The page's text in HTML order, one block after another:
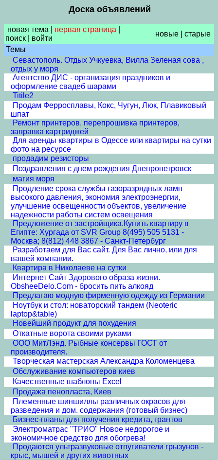
Доска объявлений
новая тема первая страница
поиск
войти
новые
старые
Темы
Севастополь. Отдых Учкуевка, Вилла Зеленая сова ,
отдых у моря
Агентство ДИС - организация праздников и
оформление свадеб шарами
Titile2
Продам Ферросплавы, Кокс, Чугун, Люк, Плавиковый
шпат
Ремонт принтеров, перепрошивка принтеров,
заправка картриджей
Для аренды квартиры в Одессе или квартиры на сутки
фото на ресурсе
продадим резисторы
Поздравления с днем рождения Днепропетровск
магия моря
Продление срока службы газоразрядных ламп
высокого давления, экономия электроэнергии,
улучшение освещенности объектов, увеличение
надежности работы систем освещения
Предложение от застройщика.Купить квартиру в
Египте: Хургада от SVR Group 8(495) 505 5131 -
Москва; 8(812) 448 3867 - Санкт-Петербург
Разработаем для Вас сайт. Для Вас лично, или для
вашей компании.
Квартира в Николаеве на сутки
Интернет Сайт Здорового образа жизни.
ObsheeDelo.Com - бросить пить алкояд
Предлагаю модную фирменную одежду из Германии
Ноутбук и стол: новаторский тандем (Neoteric
laptop&table)
Новейший продукт для похудения
Откатные ворота своими руками
ООО МитЛэнд. Рыбные консервы ГОСТ от
производителя.
Творческая мастерская Александра Коломенцева
Обслуживание компьютеров киев
Качественные шаблоны Excel
Продажа пенопласта, Киев
Племенные шиншиллы различных окрасов для
разведения и дом. содержания (готовый бизнес)
Бизнес-планы для получения кредита, грантов
Электроматрас "ТРИО" Новое недорогое и
экономичное средство для обогрева!
Продаются ультразвуковые отпугиватели грызунов -
крыс, мышей и других животных